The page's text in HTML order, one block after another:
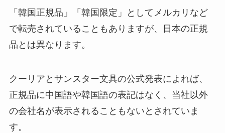
「韓国正規品」「韓国限定」としてメルカリなど
で転売されていることもありますが、日本の正規
品とは異なります。
クーリアとサンスター文具の公式発表によれば、
正規品に中国語や韓国語の表記はなく、当社以外
の会社名が表示されることもないとされていま
す。